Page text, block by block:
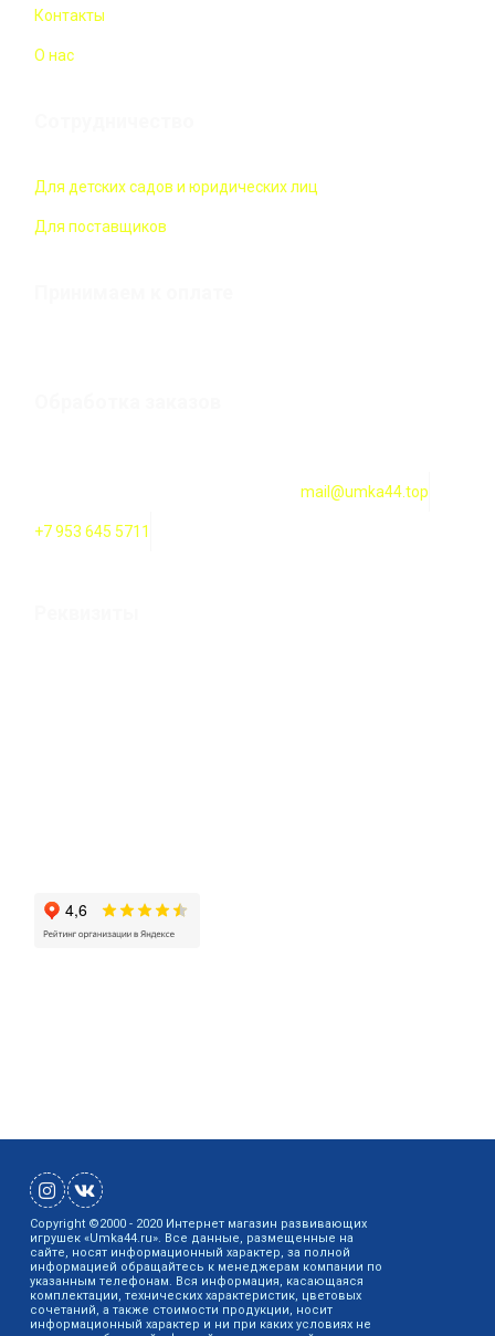
Контакты
О нас
Для детских садов и юридических лиц
Для поставщиков
mail@umka44.top
+7 953 645 5711
Copyright ©2000 - 2020 Интернет магазин развивающих
игрушек «Umka44.ru». Все данные, размещенные на
сайте, носят информационный характер, за полной
информацией обращайтесь к менеджерам компании по
указанным телефонам. Вся информация, касающаяся
комплектации, технических характеристик, цветовых
сочетаний, а также стоимости продукции, носит
информационный характер и ни при каких условиях не